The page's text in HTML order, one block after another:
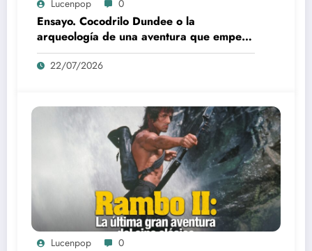
Lucenpop 0
Ensayo. Cocodrilo Dundee o la
arqueología de una aventura que empezó
como una rareza y terminó convertida en
reliquia
22/07/2026
Lucenpop 0